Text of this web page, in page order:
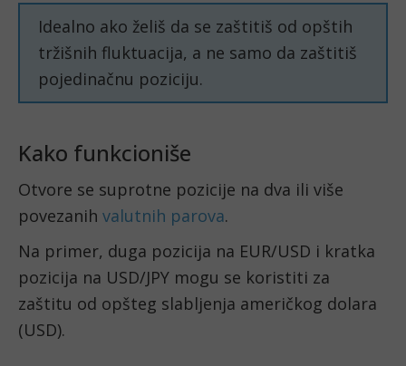
Idealno ako želiš da se zaštitiš od opštih
tržišnih fluktuacija, a ne samo da zaštitiš
pojedinačnu poziciju.
Kako funkcioniše
Otvore se suprotne pozicije na dva ili više
povezanih valutnih parova.
Na primer, duga pozicija na EUR/USD i kratka
pozicija na USD/JPY mogu se koristiti za
zaštitu od opšteg slabljenja američkog dolara
(USD).